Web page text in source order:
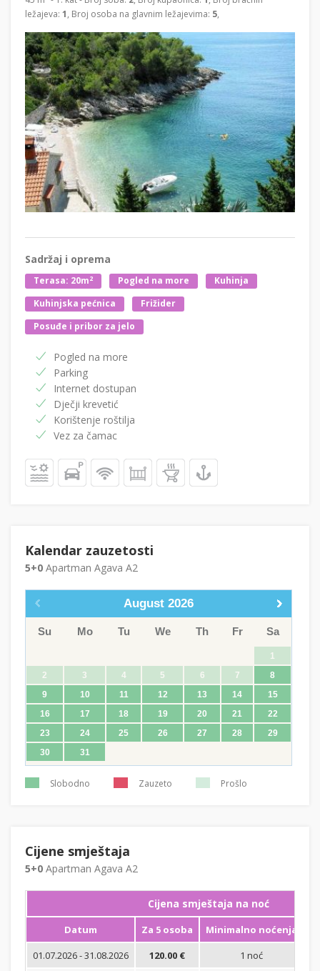
ležajeva: 1, Broj osoba na glavnim ležajevima: 5,
Sadržaj i oprema
Terasa: 20m2 Pogled na more
Kuhinja
Kuhinjska pećnica
Frižider
Posuđe i pribor za jelo
Pogled na more
Parking
Internet dostupan
Dječji krevetić
Korištenje roštilja
Vez za čamac
Kalendar zauzetosti
5+0 Apartman Agava A2
August 2026
Su Mo Tu We Th Fr Sa
1
2
3 4 5 6 7
8
9
10 11 12 13 14
15
16
17 18 19 20 21
22
23
24 25 26 27 28
29
30
31
Slobodno Zauzeto Prošlo
Cijene smještaja
5+0 Apartman Agava A2
Cijena smještaja na noć
Datum Za 5 osoba
Minimalno noćenja
01.07.2026 - 31.08.2026
120.00 € 1 noć